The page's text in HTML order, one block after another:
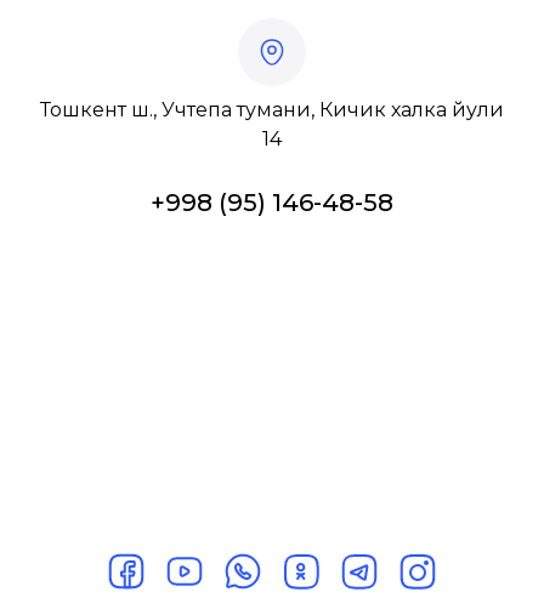
Тошкент ш., Учтепа тумани, Кичик халка йули
14
+998 (95) 146-48-58